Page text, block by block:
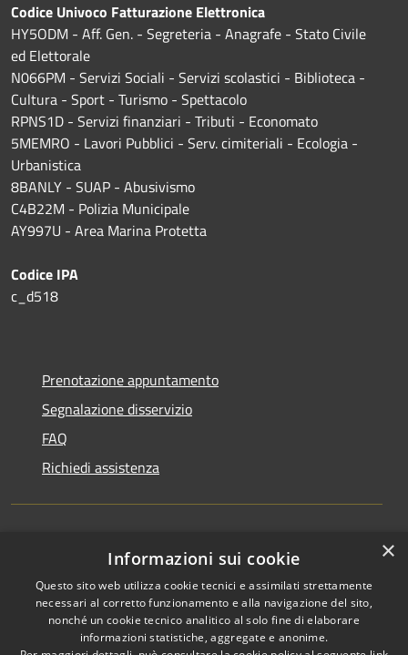
Codice Univoco Fatturazione Elettronica
HY5ODM - Aff. Gen. - Segreteria - Anagrafe - Stato Civile
ed Elettorale
N066PM - Servizi Sociali - Servizi scolastici - Biblioteca -
Cultura - Sport - Turismo - Spettacolo
RPNS1D - Servizi finanziari - Tributi - Economato
5MEMRO - Lavori Pubblici - Serv. cimiteriali - Ecologia -
Urbanistica
8BANLY - SUAP - Abusivismo
C4B22M - Polizia Municipale
AY997U - Area Marina Protetta
Codice IPA
c_d518
Prenotazione appuntamento
Segnalazione disservizio
FAQ
Richiedi assistenza
Amministrazione trasparente
Informativa privacy
Note legali
Dichiarazione di accessibilità
×
Informazioni sui cookie
Questo sito web utilizza cookie tecnici e assimilati strettamente
necessari al corretto funzionamento e alla navigazione del sito,
nonché un cookie tecnico analitico al solo fine di elaborare
informazioni statistiche, aggregate e anonime.